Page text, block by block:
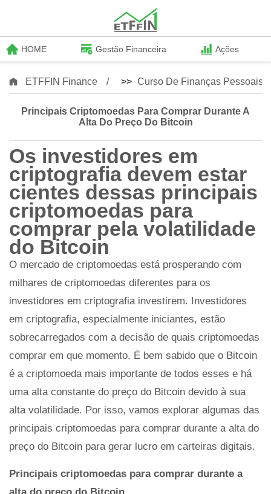
HOME Gestão Financeira Ações
ETFFIN Finance >> Curso De Finanças Pessoais
Principais Criptomoedas Para Comprar Durante A
Alta Do Preço Do Bitcoin
Os investidores em
criptografia devem estar
cientes dessas principais
criptomoedas para
comprar pela volatilidade
do Bitcoin
O mercado de criptomoedas está prosperando com
milhares de criptomoedas diferentes para os
investidores em criptografia investirem. Investidores
em criptografia, especialmente iniciantes, estão
sobrecarregados com a decisão de quais criptomoedas
comprar em que momento. É bem sabido que o Bitcoin
é a criptomoeda mais importante de todos esses e há
uma alta constante do preço do Bitcoin devido à sua
alta volatilidade. Por isso, vamos explorar algumas das
principais criptomoedas para comprar durante a alta do
preço do Bitcoin para gerar lucro em carteiras digitais.
Principais criptomoedas para comprar durante a